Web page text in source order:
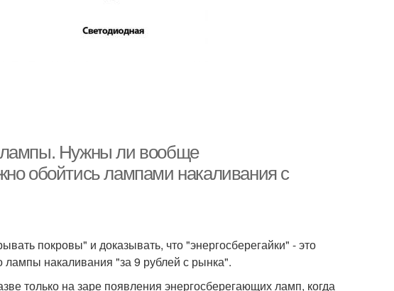
лампы. Нужны ли вообще
обойтись лампами накаливания с
покровы" и доказывать, что "энергосберегайки" - это
накаливания "за 9 рублей с рынка".
только на заре появления энергосберегающих ламп, когда